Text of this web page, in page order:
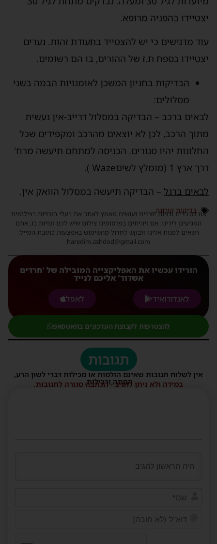
יצטיידו בהפניה מרופא.
עוד מדגישים כי יש להצטייד בתעודת זהות. נערים
יצטיידו בספח ת.ז של ההורים, בו הם רשומים.
הבדיקות בחניון המשכן לאומנויות הבמה בשני
מסלולים:
לבאים ברכב – הבדיקה במסלול דרייב-אין נעשית
מתוך הרכב, לכן לא יוצאים מהרכב ומקפידים שכל
החלונות יהיו סגורים. הכניסה למתחם תיעשה מרח'
דרך ארץ 1 (מומלץ לשיםWaze ).
לבאים ברגל – הבדיקה תיעשה במסלול הוואק אין.
בדיקות קורונה
אנו מכבדים זכויות יוצרים ועושים מאמץ לאתר את בעלי הזכויות בצילומים
המגיעים לידינו. אם זיהיתים בפרסומינו צילום שיש לכם זכויות בו, אתם
רשאים לפנות אלינו ולבקש לחדול מהשימוש באמצעות כתובת המייל:
haredim.ashdod@gmail.com
הורידו עכשיו את האפליקצייה המובילה של 'חרדים
אשדוד' אליכם לנייד
לאנדורואיד
לאפל
להצטרפות לקבוצת העדכונים בוואטסאפ
תגובות
אין לשלוח תגובות שאינם הולמות או מכילות דברי לשון הרע,
הסתה ורכילות.
במידה ולא ניתן להגיב - הכתבה סגורה לתגובות.